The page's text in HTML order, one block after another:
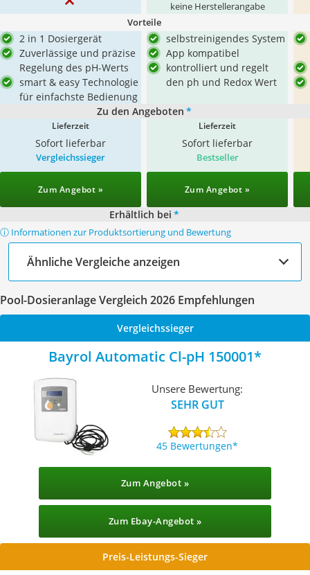
keine Herstellerangabe
Vorteile
2 in 1 Dosiergerät
Zuverlässige und präzise
Regelung des pH-Werts
smart & easy Technologie
für einfachste Bedienung
selbstreinigendes System
App kompatibel
kontrolliert und regelt
den ph und Redox Wert
Zu den Angeboten *
Lieferzeit
Sofort lieferbar
Lieferzeit
Sofort lieferbar
Vergleichssieger
Zum Angebot »
Bestseller
Zum Angebot »
Erhältlich bei *
ⓘ Informationen zur Produktsortierung und Bewertung
Ähnliche Vergleiche anzeigen
Pool-Dosieranlage Vergleich 2026 Empfehlungen
Vergleichssieger
Bayrol Automatic Cl-pH 150001
Unsere Bewertung:
SEHR GUT
45 Bewertungen
Zum Angebot »
Zum Ebay-Angebot »
Preis-Leistungs-Sieger